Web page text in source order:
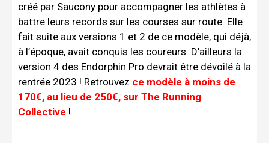
créé par Saucony pour accompagner les athlètes à
battre leurs records sur les courses sur route. Elle
fait suite aux versions 1 et 2 de ce modèle, qui déjà,
à l’époque, avait conquis les coureurs. D’ailleurs la
version 4 des Endorphin Pro devrait être dévoilé à la
rentrée 2023 ! Retrouvez ce modèle à moins de
170€, au lieu de 250€, sur The Running
Collective !